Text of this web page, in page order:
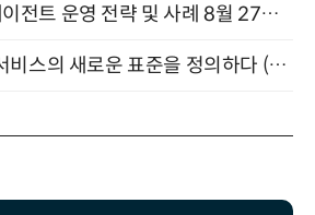
성과를 만드는 AI 에이전트 운영 전략 및 사례 8월 27일 개최
차세대 AICC, 고객 서비스의 새로운 표준을 정의하다 (9/9)